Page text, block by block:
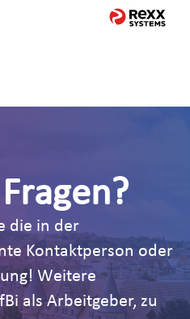
die in der
Kontaktperson oder
Weitere
als Arbeitgeber, zu